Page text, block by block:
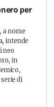
per
a nome
intende
neo
in
di